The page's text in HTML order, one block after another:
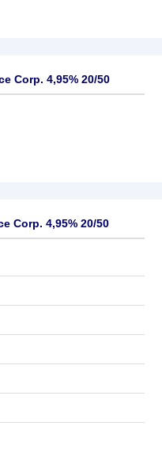
Corp. 4,95% 20/50
Corp. 4,95% 20/50